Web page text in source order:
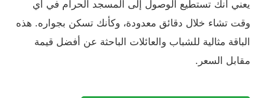
يعني أنك تستطيع الوصول إلى المسجد الحرام في أي
وقت تشاء خلال دقائق معدودة، وكأنك تسكن بجواره. هذه
الباقة مثالية للشباب والعائلات الباحثة عن أفضل قيمة
مقابل السعر.